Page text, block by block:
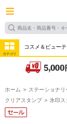
カテゴリ
コスメ＆ビュー
ホーム ステーショナリ
クリアスタンプ
氷印ス